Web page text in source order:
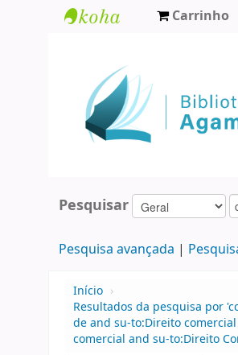
Agamenon
Magalhães
Carrinho
Pesquisar
Pesquisa avançada
Início ›
Resultados da pesquisa por
de and su-to:Direito
comercial and su-to:Direito